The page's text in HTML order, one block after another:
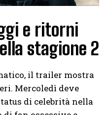
e ritorni
stagione 2
il trailer mostra
Mercoledì deve
di celebrità nella